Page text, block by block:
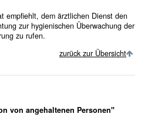
empfiehlt, dem ärztlichen Dienst den
zur hygienischen Überwachung der
zu rufen.
zurück zur Übersicht
von angehaltenen Personen"